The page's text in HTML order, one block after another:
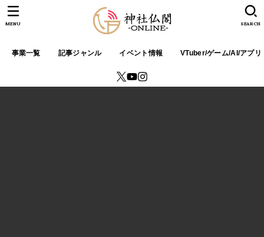
事業一覧 記事ジャンル イベント情報 VTuber/ゲーム/AI/アプリ
SEARCH
MENU